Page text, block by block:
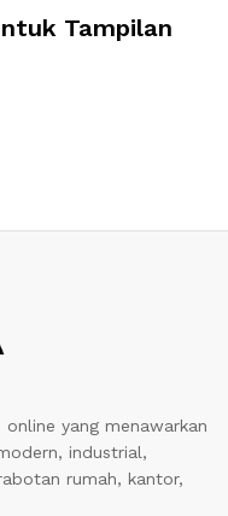
Tampilan
yang menawarkan
industrial,
rumah, kantor,